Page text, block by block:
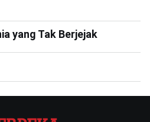
yang Tak Berjejak